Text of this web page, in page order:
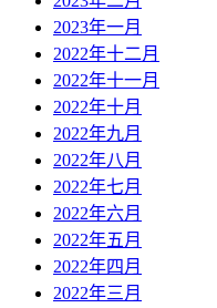
2023年一月
2022年十二月
2022年十一月
2022年十月
2022年九月
2022年八月
2022年七月
2022年六月
2022年五月
2022年四月
2022年三月